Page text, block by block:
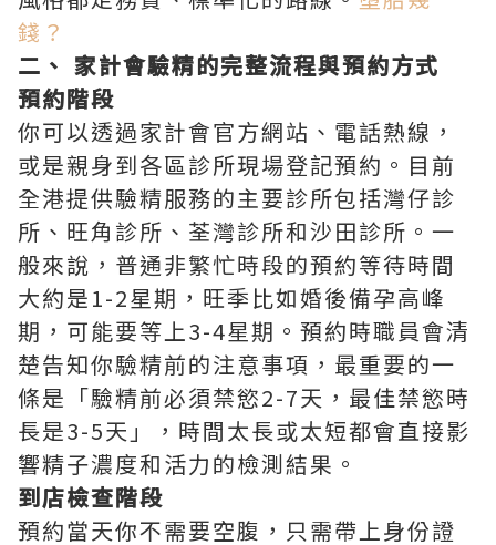
錢？
二、 家計會驗精的完整流程與預約方式
預約階段
你可以透過家計會官方網站、電話熱線，
或是親身到各區診所現場登記預約。目前
全港提供驗精服務的主要診所包括灣仔診
所、旺角診所、荃灣診所和沙田診所。一
般來說，普通非繁忙時段的預約等待時間
大約是1-2星期，旺季比如婚後備孕高峰
期，可能要等上3-4星期。預約時職員會清
楚告知你驗精前的注意事項，最重要的一
條是「驗精前必須禁慾2-7天，最佳禁慾時
長是3-5天」，時間太長或太短都會直接影
響精子濃度和活力的檢測結果。
到店檢查階段
預約當天你不需要空腹，只需帶上身份證